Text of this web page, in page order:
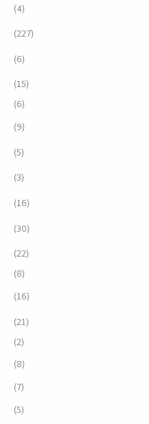
(4)
(227)
(6)
(15)
(6)
(9)
(5)
(3)
(16)
(30)
(22)
(8)
(16)
(21)
(2)
(8)
(7)
(5)